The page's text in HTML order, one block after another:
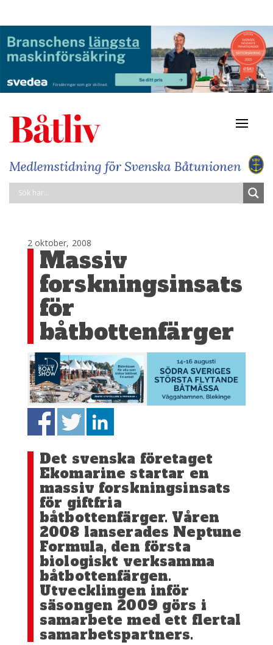
2 oktober, 2008
Massiv
forskningsinsats
för
båtbottenfärger
Det svenska företaget
Ekomarine startar en
massiv forskningsinsats
för giftfria
båtbottenfärger. Våren
2008 lanserades Neptune
Formula, den första
biologiskt verksamma
båtbottenfärgen.
Utvecklingen inför
säsongen 2009 görs i
samarbete med ett flertal
samarbetspartners.